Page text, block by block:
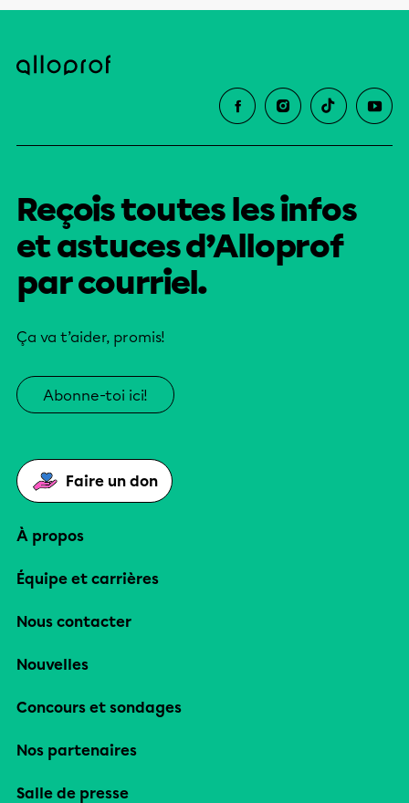
Reçois toutes les infos
et astuces d’Alloprof
par courriel.
Ça va t’aider, promis!
Abonne-toi ici!
Faire un don
À propos
Équipe et carrières
Nous contacter
Nouvelles
Concours et sondages
Nos partenaires
Salle de presse